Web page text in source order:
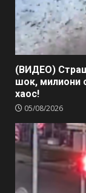
(ВИДЕО)
шок, милиони
хаос!
05/08/2026